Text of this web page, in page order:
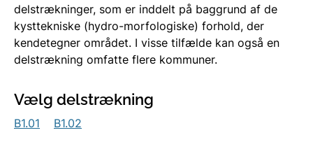
delstrækninger, som er inddelt på baggrund af de
kysttekniske (hydro-morfologiske) forhold, der
kendetegner området. I visse tilfælde kan også en
delstrækning omfatte flere kommuner.
Vælg delstrækning
B1.01 B1.02